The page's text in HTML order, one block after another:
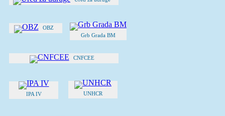
OBZ
Grb Grada BM
CNFCEE
IPA IV UNHCR